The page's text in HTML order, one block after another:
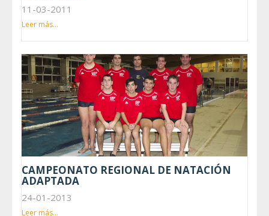
11-03-2011
Leer más...
CAMPEONATO REGIONAL DE NATACIÓN
ADAPTADA
24-01-2013
Leer más...